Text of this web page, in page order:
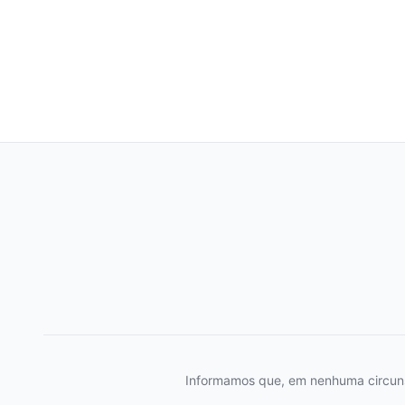
Informamos que, em nenhuma